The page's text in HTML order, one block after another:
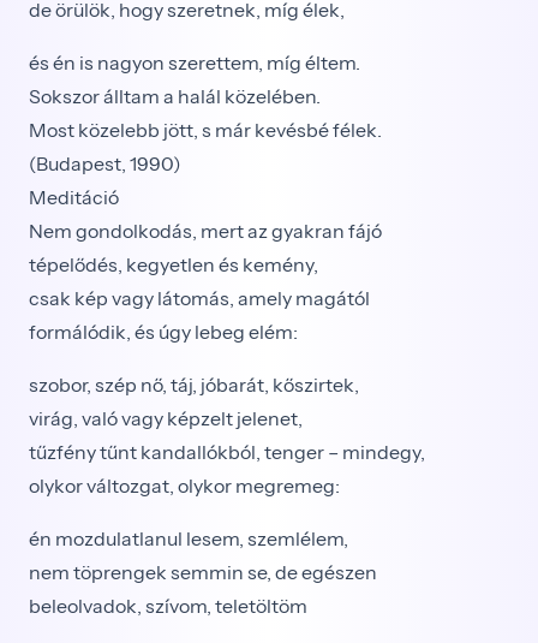
de örülök, hogy szeretnek, míg élek,
és én is nagyon szerettem, míg éltem.
Sokszor álltam a halál közelében.
Most közelebb jött, s már kevésbé félek.
(Budapest, 1990)
Meditáció
Nem gondolkodás, mert az gyakran fájó
tépelődés, kegyetlen és kemény,
csak kép vagy látomás, amely magától
formálódik, és úgy lebeg elém:
szobor, szép nő, táj, jóbarát, kőszirtek,
virág, való vagy képzelt jelenet,
tűzfény tűnt kandallókból, tenger – mindegy,
olykor változgat, olykor megremeg:
én mozdulatlanul lesem, szemlélem,
nem töprengek semmin se, de egészen
beleolvadok, szívom, teletöltöm